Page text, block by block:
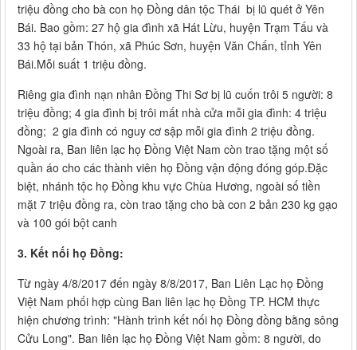
triệu đồng cho bà con họ Đồng dân tộc Thái bị lũ quét ở Yên
Bái. Bao gồm: 27 hộ gia đình xã Hát Lừu, huyện Trạm Tấu và
33 hộ tại bản Thón, xã Phúc Sơn, huyện Văn Chấn, tỉnh Yên
Bái.Mỗi suất 1 triệu đồng.
Riêng gia đình nạn nhân Đồng Thi Sơ bị lũ cuốn trôi 5 người: 8
triệu đồng; 4 gia đình bị trôi mất nhà cửa mỗi gia đình: 4 triệu
đồng; 2 gia đình có nguy cơ sập mỗi gia đình 2 triệu đồng.
Ngoài ra, Ban liên lạc họ Đồng Việt Nam còn trao tặng một số
quần áo cho các thành viên họ Đồng vận động đóng góp.Đặc
biệt, nhánh tộc họ Đồng khu vực Chùa Hương, ngoài số tiền
mặt 7 triệu đồng ra, còn trao tặng cho bà con 2 bản 230 kg gạo
và 100 gói bột canh
3. Kết nối họ Đồng:
Từ ngày 4/8/2017 đến ngày 8/8/2017, Ban Liên Lạc họ Đồng
Việt Nam phối hợp cùng Ban liên lạc họ Đồng TP. HCM thực
hiện chương trình: "Hành trình kết nối họ Đồng đồng bằng sông
Cửu Long". Ban liên lạc họ Đồng Việt Nam gồm: 8 người, do